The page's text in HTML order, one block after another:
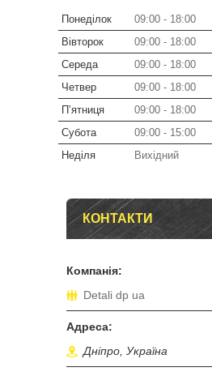
Понеділок 09:00
18:00
Вівторок
09:00
18:00
Середа
09:00
18:00
Четвер
09:00
18:00
Пʼятниця
09:00
18:00
Субота
09:00
15:00
Неділя
Вихідний
КОНТАКТИ
Detali dp ua
Дніпро, Україна